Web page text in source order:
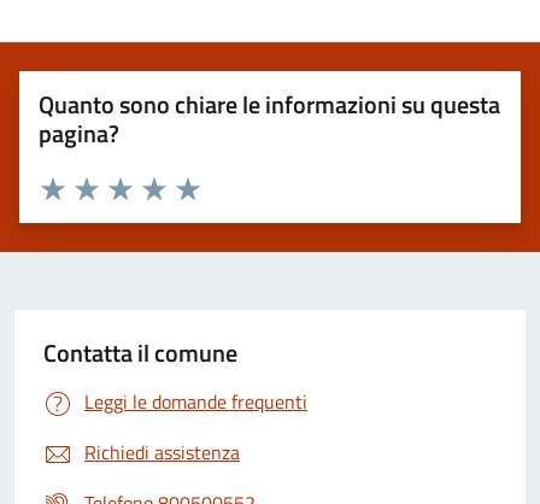
Quanto sono chiare le informazioni su questa
pagina?
Valuta 1 stelle su 5
Valuta 2 stelle su 5
Valuta 3 stelle su 5
Valuta 4 stelle su 5
Contatta il comune
Leggi le domande frequenti
Richiedi assistenza